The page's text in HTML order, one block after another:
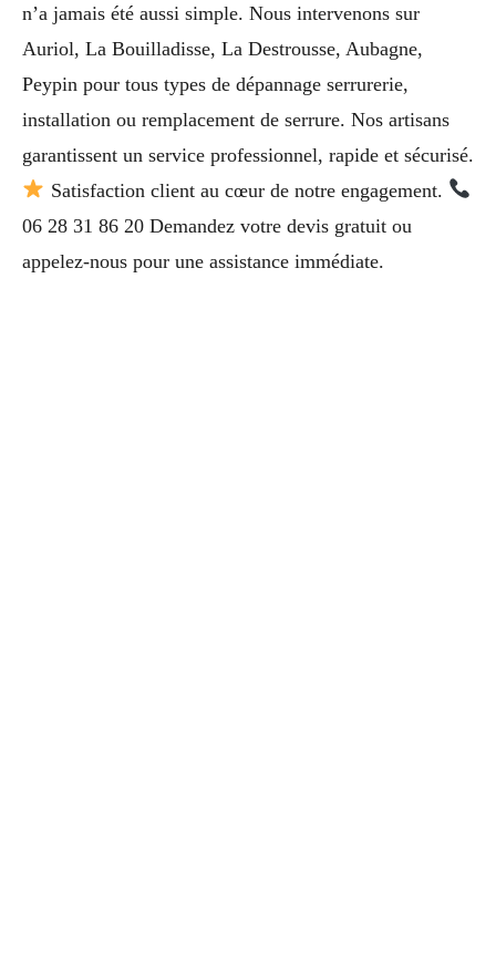
n’a jamais été aussi simple. Nous intervenons sur
Auriol, La Bouilladisse, La Destrousse, Aubagne,
Peypin pour tous types de dépannage serrurerie,
installation ou remplacement de serrure. Nos artisans
garantissent un service professionnel, rapide et sécurisé.
Satisfaction client au cœur de notre engagement.
06 28 31 86 20 Demandez votre devis gratuit ou
appelez-nous pour une assistance immédiate.